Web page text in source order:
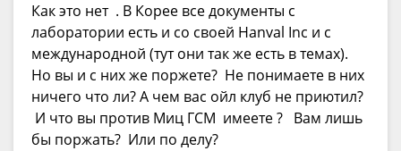
Как это нет . В Корее все документы с
лаборатории есть и со своей Hanval Inc и с
международной (тут они так же есть в темах).
Но вы и с них же поржете? Не понимаете в них
ничего что ли? А чем вас ойл клуб не приютил?
И что вы против Миц ГСМ имеете ? Вам лишь
бы поржать? Или по делу?